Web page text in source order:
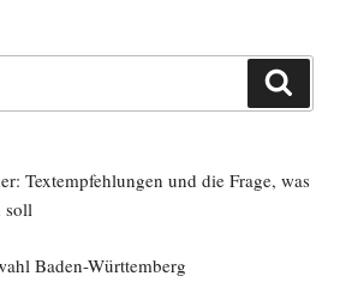
Textempfehlungen und die Frage, was
soll
Baden-Württemberg